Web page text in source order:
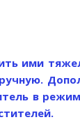
ими
в